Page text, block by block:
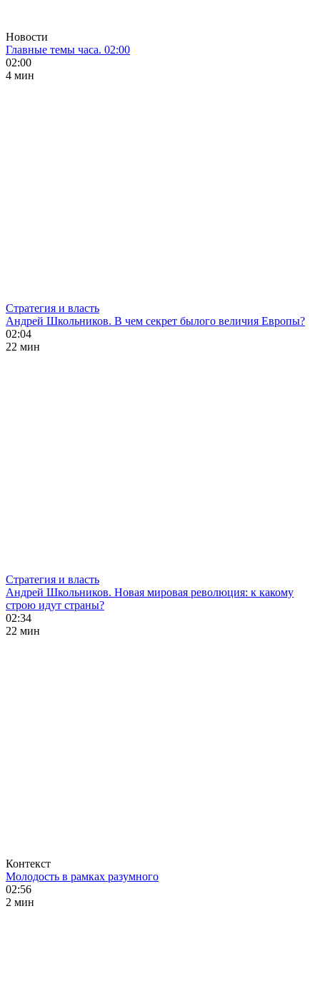
Новости
Главные темы часа. 02:00
02:00
4 мин
Стратегия и власть
Андрей Школьников. В чем секрет былого величия Европы?
02:04
22 мин
Стратегия и власть
Андрей Школьников. Новая мировая революция: к какому
строю идут страны?
02:34
22 мин
Контекст
Молодость в рамках разумного
02:56
2 мин